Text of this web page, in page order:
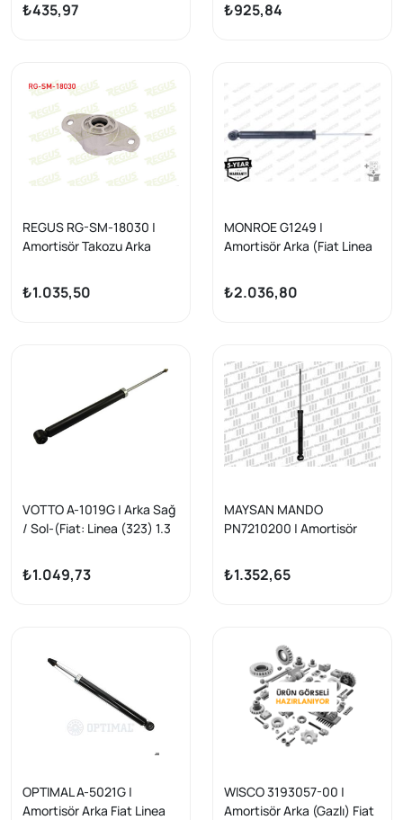
₺435,97
2007-/ Peugeot Bipper
₺925,84
REGUS RG-SM-18030 |
Amortisör Takozu Arka
₺1.035,50
MONROE G1249 |
Amortisör Arka (Fiat Linea
₺2.036,80
VOTTO A-1019G | Arka Sağ
/ Sol-(Fiat: Linea (323) 1.3
₺1.049,73
MAYSAN MANDO
PN7210200 | Amortisör
1.4T-Jet 07-Gazlı
₺1.352,65
OPTIMAL A-5021G |
Amortisör Arka Fiat Linea
WISCO 3193057-00 |
Amortisör Arka (Gazlı) Fiat